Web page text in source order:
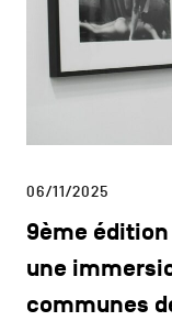
06/11/2025
9ème édition
une
communes